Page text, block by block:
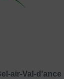
air-Val-d'ance